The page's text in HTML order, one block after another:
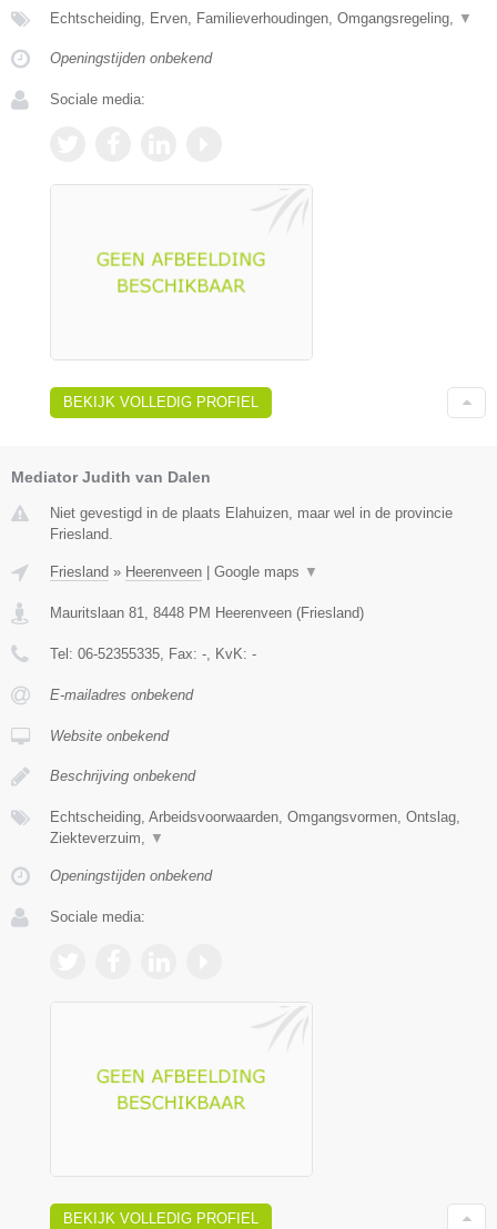
Echtscheiding, Erven, Familieverhoudingen, Omgangsregeling, ▼
Openingstijden onbekend
Sociale media:
BEKIJK VOLLEDIG PROFIEL
Mediator Judith van Dalen
Niet gevestigd in de plaats Elahuizen, maar wel in de provincie
Friesland.
Friesland » Heerenveen | Google maps ▼
Mauritslaan 81 8448 PM Heerenveen (Friesland)
Tel: 06-52355335 , Fax: - , KvK: -
E-mailadres onbekend
Website onbekend
Beschrijving onbekend
Echtscheiding, Arbeidsvoorwaarden, Omgangsvormen, Ontslag,
Ziekteverzuim,
▼
Openingstijden onbekend
Sociale media:
BEKIJK VOLLEDIG PROFIEL